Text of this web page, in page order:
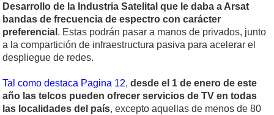
Desarrollo de la Industria Satelital que le daba a Arsat
bandas de frecuencia de espectro con carácter
preferencial . Estas podrán pasar a manos de privados, junto
a la compartición de infraestructura pasiva para acelerar el
despliegue de redes.
Tal como destaca Pagina 12, desde el 1 de enero de este
año las telcos pueden ofrecer servicios de TV en todas
las localidades del país, excepto aquellas de menos de 80